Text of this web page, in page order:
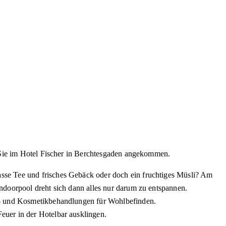
im Hotel Fischer in Berchtesgaden angekommen.
Tee und frisches Gebäck oder doch ein fruchtiges Müsli? Am
dreht sich dann alles nur darum zu entspannen.
und Kosmetikbehandlungen für Wohlbefinden.
in der Hotelbar ausklingen.